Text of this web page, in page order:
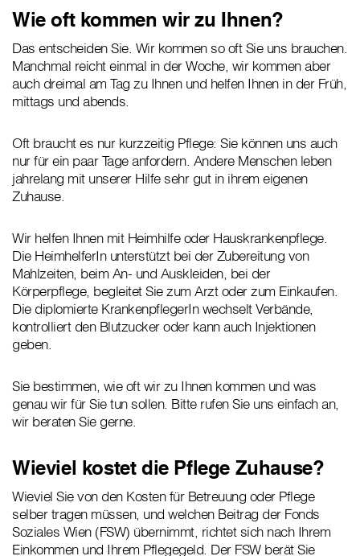
Wie oft kommen wir zu Ihnen?
Das entscheiden Sie. Wir kommen so oft Sie uns brauchen.
Manchmal reicht einmal in der Woche, wir kommen aber
auch dreimal am Tag zu Ihnen und helfen Ihnen in der Früh,
mittags und abends.
Oft braucht es nur kurzzeitig Pflege: Sie können uns auch
nur für ein paar Tage anfordern. Andere Menschen leben
jahrelang mit unserer Hilfe sehr gut in ihrem eigenen
Zuhause.
Wir helfen Ihnen mit Heimhilfe oder Hauskrankenpflege.
Die HeimhelferIn unterstützt bei der Zubereitung von
Mahlzeiten, beim An- und Auskleiden, bei der
Körperpflege, begleitet Sie zum Arzt oder zum Einkaufen.
Die diplomierte KrankenpflegerIn wechselt Verbände,
kontrolliert den Blutzucker oder kann auch Injektionen
geben.
Sie bestimmen, wie oft wir zu Ihnen kommen und was
genau wir für Sie tun sollen. Bitte rufen Sie uns einfach an,
wir beraten Sie gerne.
Wieviel kostet die Pflege Zuhause?
Wieviel Sie von den Kosten für Betreuung oder Pflege
selber tragen müssen, und welchen Beitrag der Fonds
Soziales Wien (FSW) übernimmt, richtet sich nach Ihrem
Einkommen und Ihrem Pflegegeld. Der FSW berät Sie